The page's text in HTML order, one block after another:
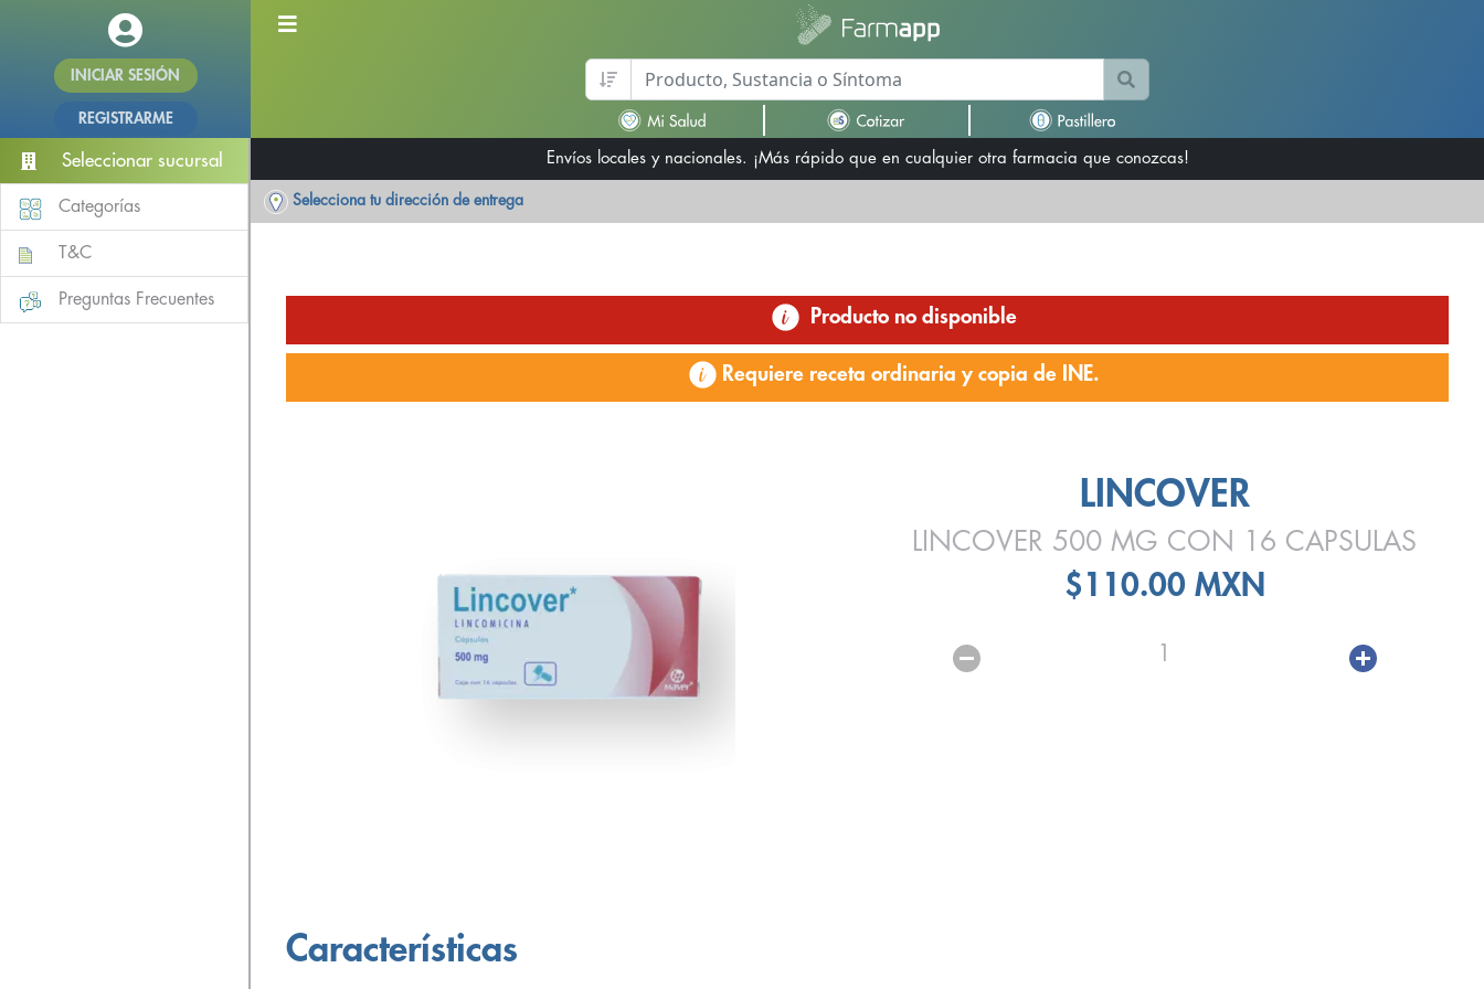
INICIAR SESIÓN
REGISTRARME
Seleccionar sucursal
Categorías
T&C
Preguntas Frecuentes
Envíos locales y nacionales. ¡Más rápido que en cualquier otra farmacia que conozcas!
Selecciona tu dirección de entrega
Producto no disponible
Requiere receta ordinaria y copia de INE.
LINCOVER
LINCOVER 500 MG CON 16 CAPSULAS
$110.00 MXN
1
Características